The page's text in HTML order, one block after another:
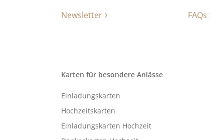
Newsletter
FAQs
Karten für besondere Anlässe
Einladungskarten
Hochzeitskarten
Einladungskarten Hochzeit